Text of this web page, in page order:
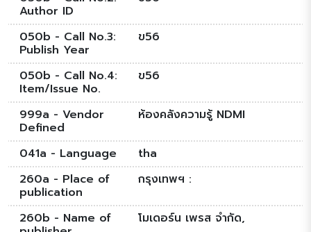
Author ID
050b - Call No.3:
Publish Year
ข56
050b - Call No.4:
Item/Issue No.
ข56
999a - Vendor
Defined
ห้องคลังความรู้ NDMI
041a - Language
tha
260a - Place of
publication
กรุงเทพฯ :
260b - Name of โมเดอร์น เพรส จำกัด,